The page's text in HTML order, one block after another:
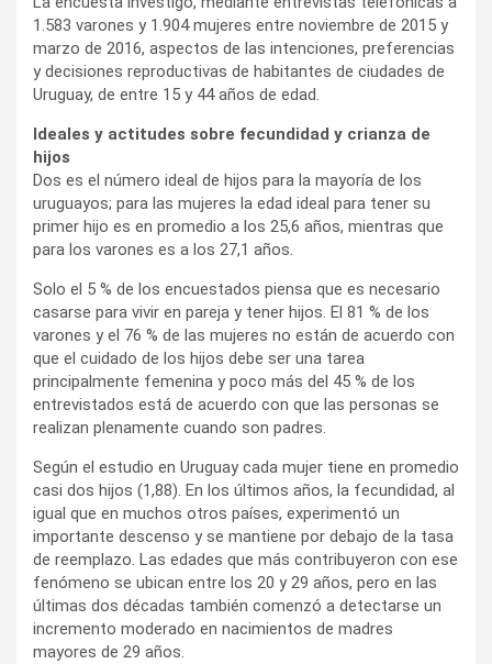
1.583 varones y 1.904 mujeres entre noviembre de 2015 y
marzo de 2016, aspectos de las intenciones, preferencias
y decisiones reproductivas de habitantes de ciudades de
Uruguay, de entre 15 y 44 años de edad.
Ideales y actitudes sobre fecundidad y crianza de
hijos
Dos es el número ideal de hijos para la mayoría de los
uruguayos; para las mujeres la edad ideal para tener su
primer hijo es en promedio a los 25,6 años, mientras que
para los varones es a los 27,1 años.
Solo el 5 % de los encuestados piensa que es necesario
casarse para vivir en pareja y tener hijos. El 81 % de los
varones y el 76 % de las mujeres no están de acuerdo con
que el cuidado de los hijos debe ser una tarea
principalmente femenina y poco más del 45 % de los
entrevistados está de acuerdo con que las personas se
realizan plenamente cuando son padres.
Según el estudio en Uruguay cada mujer tiene en promedio
casi dos hijos (1,88). En los últimos años, la fecundidad, al
igual que en muchos otros países, experimentó un
importante descenso y se mantiene por debajo de la tasa
de reemplazo. Las edades que más contribuyeron con ese
fenómeno se ubican entre los 20 y 29 años, pero en las
últimas dos décadas también comenzó a detectarse un
incremento moderado en nacimientos de madres
mayores de 29 años.